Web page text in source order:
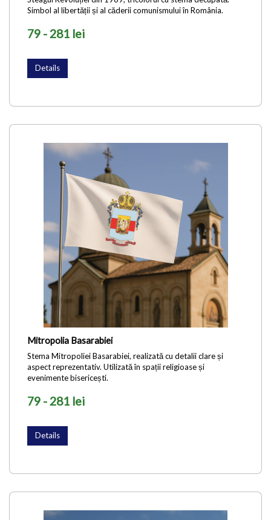
Simbol al libertății și al căderii comunismului în România.
79 - 281 lei
Details
Mitropolia Basarabiei
Stema Mitropoliei Basarabiei, realizată cu detalii clare și
aspect reprezentativ. Utilizată în spații religioase și
evenimente bisericești.
79 - 281 lei
Details